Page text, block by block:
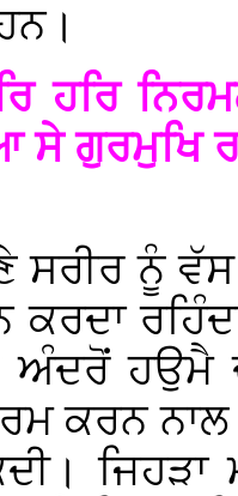
ਹਰਿ
ਸੇ ਗੁਰਮੁਖਿ
ਨੂੰ
ਹਉਮੈ
ਕਰਨ